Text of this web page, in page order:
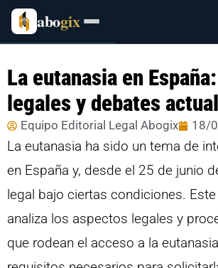
abogix
La eutanasia en
legales y debates
Equipo Editorial Legal Abogix 18/
La eutanasia ha sido un tema de
en España y, desde el 25 de junio
legal bajo ciertas condiciones.
analiza los aspectos legales y
que rodean el acceso a la